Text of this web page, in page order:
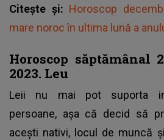
Citește și: Horoscop
mare noroc în ultima lună a
Horoscop săptămânal
2023. Leu
Leii nu mai pot suporta
persoane, așa că decid să
acești nativi, locul de muncă